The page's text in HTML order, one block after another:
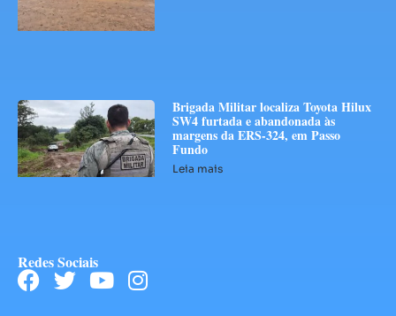
Brigada Militar localiza Toyota Hilux
SW4 furtada e abandonada às
margens da ERS-324, em Passo
Fundo
Leia mais
Redes Sociais